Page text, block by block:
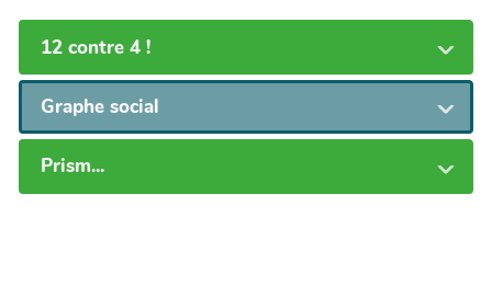
12 contre 4 !
Graphe social
Prism...